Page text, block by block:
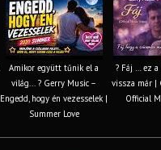
Amikor együtt tűnik el a
világ... ? Gerry Music –
Engedd, hogy én vezesselek |
Summer Love
? Fáj … ez
vissza már |
Official